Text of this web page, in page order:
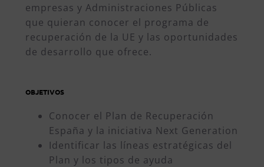
empresas y Administraciones Públicas
que quieran conocer el programa de
recuperación de la UE y las oportunidades
de desarrollo que ofrece.
OBJETIVOS
Conocer el Plan de Recuperación
España y la iniciativa Next Generation
Identificar las líneas estratégicas del
Plan y los tipos de ayuda